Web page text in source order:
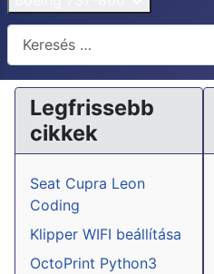
Keresés...
Legfrissebb
cikkek
Seat Cupra Leon
Coding
Klipper WIFI beállítása
OctoPrint Python3